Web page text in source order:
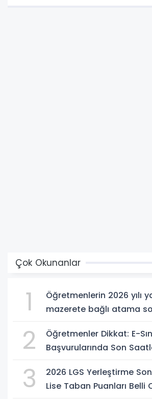
Çok Okunanlar
1
Öğretmenlerin 2026 yılı
mazerete bağlı atama
2
Öğretmenler Dikkat: E-
Başvurularında Son
3
2026 LGS Yerleştirme
Lise Taban Puanları Belli